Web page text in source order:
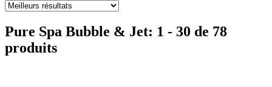
Pure Spa Bubble & Jet: 1 - 30 de 78
produits